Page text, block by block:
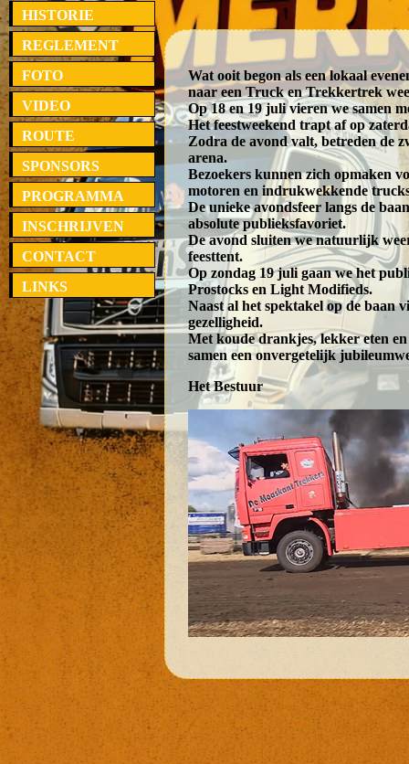
HISTORIE
REGLEMENT
FOTO
VIDEO
ROUTE
SPONSORS
PROGRAMMA
INSCHRIJVEN
CONTACT
LINKS
Wat ooit begon als een lokaal
naar een Truck en Trekkertrek
Op 18 en 19 juli vieren we samen
Het feestweekend trapt af op
Zodra de avond valt, betreden de
arena.
Bezoekers kunnen zich opmaken
motoren en indrukwekkende
De unieke avondsfeer langs de
absolute publieksfavoriet.
De avond sluiten we natuurlijk
feesttent.
Op zondag 19 juli gaan we het
Prostocks en Light Modifieds.
Naast al het spektakel op de baan
gezelligheid.
Met koude drankjes, lekker eten
samen een onvergetelijk
Het Bestuur